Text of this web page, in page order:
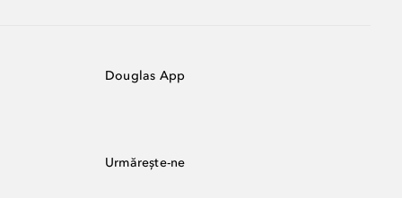
Douglas App
Urmărește-ne